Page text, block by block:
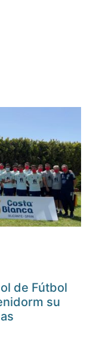
de Fútbol
su